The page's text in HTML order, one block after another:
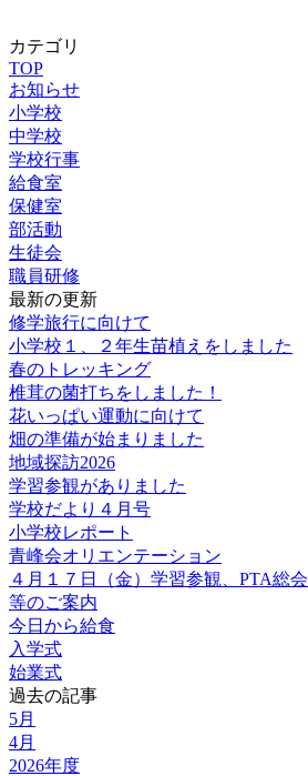
カテゴリ
TOP
お知らせ
小学校
中学校
学校行事
給食室
保健室
部活動
生徒会
職員研修
最新の更新
修学旅行に向けて
小学校１、２年生苗植えをしました
春のトレッキング
椎茸の菌打ちをしました！
花いっぱい運動に向けて
畑の準備が始まりました
地域探訪2026
学習参観がありました
学校だより４月号
小学校レポート
青峰会オリエンテーション
４月１７日（金）学習参観、PTA総会
等のご案内
今日から給食
入学式
始業式
過去の記事
5月
4月
2026年度